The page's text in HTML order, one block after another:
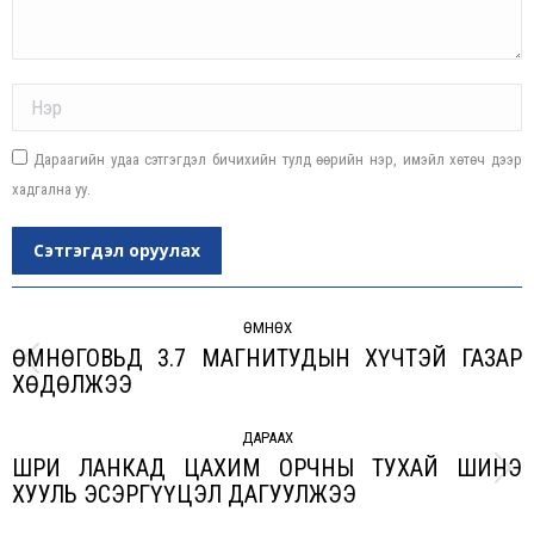
Дараагийн удаа сэтгэгдэл бичихийн тулд өөрийн нэр, имэйл хөтөч дээр
хадгална уу.
Сэтгэгдэл оруулах
ӨМНӨХ
Previous
ӨМНӨГОВЬД 3.7 МАГНИТУДЫН ХҮЧТЭЙ ГАЗАР
ХӨДӨЛЖЭЭ
ДАРААХ
Next
ШРИ ЛАНКАД ЦАХИМ ОРЧНЫ ТУХАЙ ШИНЭ
ХУУЛЬ ЭСЭРГҮҮЦЭЛ ДАГУУЛЖЭЭ